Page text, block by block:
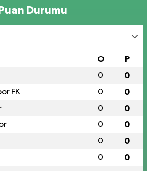
Durumu
O P
0 0
FK 0 0
0 0
0 0
0 0
0 0